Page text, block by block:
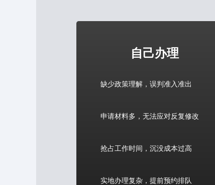
自己办理
缺少政策理解，误判准入准出
申请材料多，无法应对反复修改
抢占工作时间，沉没成本过高
实地办理复杂，提前预约排队